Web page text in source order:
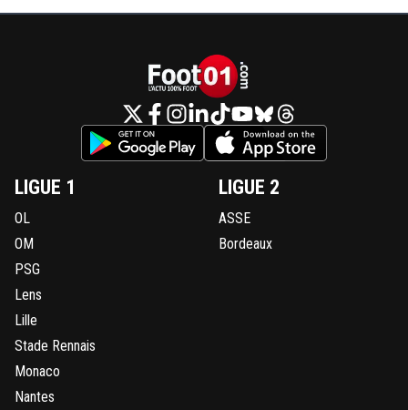
LIGUE 1
OL
OM
PSG
Lens
Lille
Stade Rennais
Monaco
Nantes
LIGUE 2
ASSE
Bordeaux